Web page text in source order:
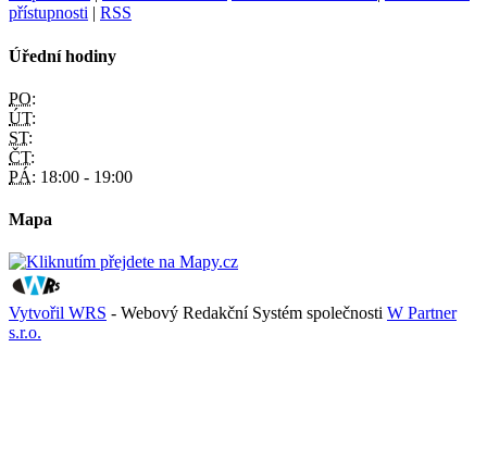
přístupnosti | RSS
Úřední hodiny
PO:
ÚT:
ST:
ČT:
PÁ: 18:00 - 19:00
Mapa
Vytvořil WRS - Webový Redakční Systém společnosti W Partner
s.r.o.